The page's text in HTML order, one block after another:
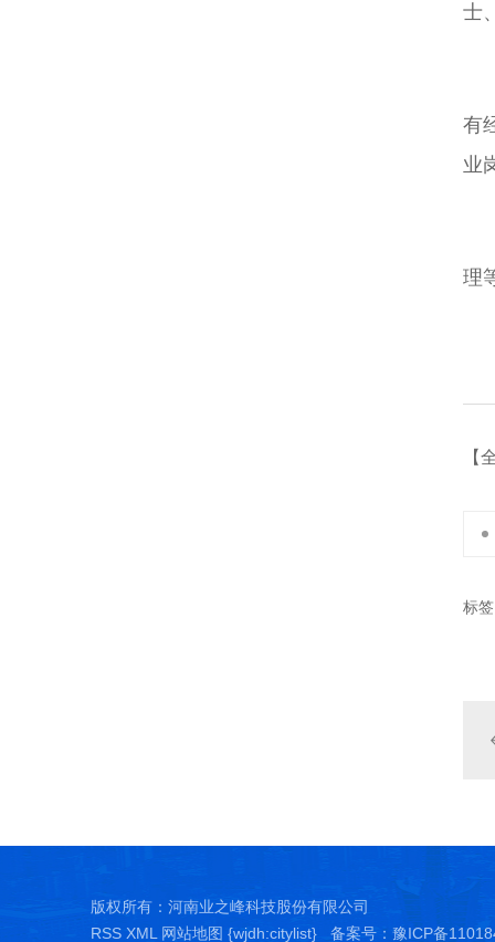
士
有
业
理
【
标
版权所有：河南业之峰科技股份有限公司
RSS XML 网站地图 {wjdh:citylist} 备案号： 豫ICP备